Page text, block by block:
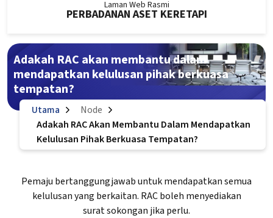
Laman Web Rasmi
PERBADANAN ASET KERETAPI
Adakah RAC akan membantu dalam
mendapatkan kelulusan pihak berkuasa
tempatan?
Utama
Node
Adakah RAC Akan Membantu Dalam Mendapatkan
Kelulusan Pihak Berkuasa Tempatan?
Pemaju bertanggungjawab untuk mendapatkan semua
kelulusan yang berkaitan. RAC boleh menyediakan
surat sokongan jika perlu.